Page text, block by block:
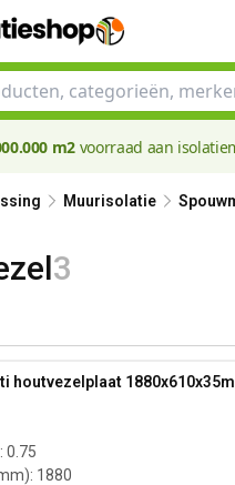
m2 voorraad aan
Muurisolatie
3
houtvezelplaat
: 0.75
: 1880